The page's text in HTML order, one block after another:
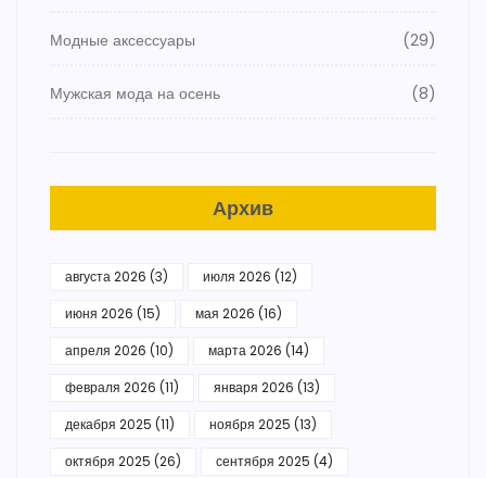
Модные аксессуары (29)
Мужская мода на осень (8)
Архив
августа 2026 (3) июля 2026 (12)
июня 2026 (15) мая 2026 (16)
апреля 2026 (10) марта 2026 (14)
февраля 2026 (11) января 2026 (13)
декабря 2025 (11) ноября 2025 (13)
октября 2025 (26) сентября 2025 (4)